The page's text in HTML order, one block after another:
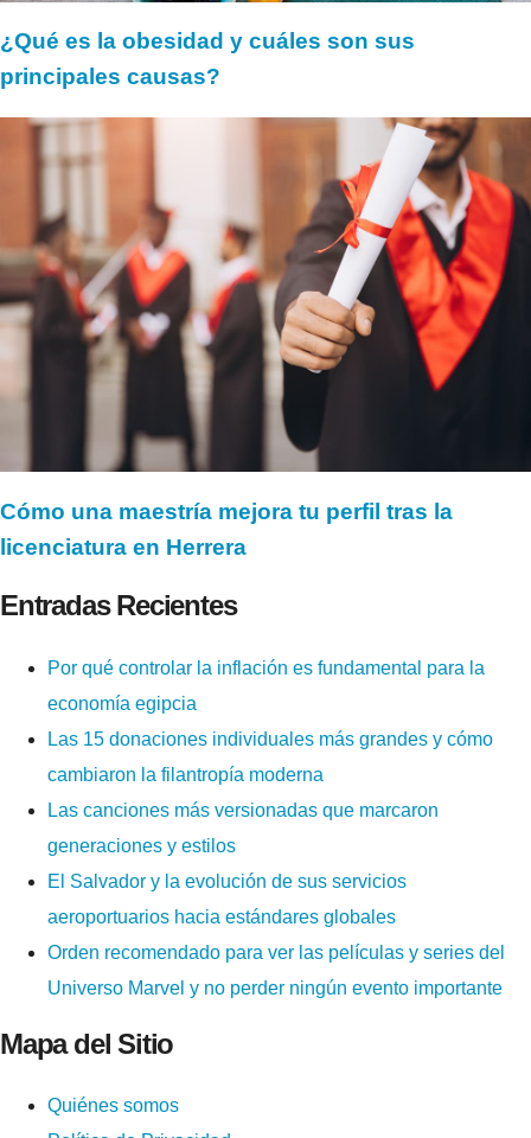
¿Qué es la obesidad y cuáles son sus
principales causas?
Cómo una maestría mejora tu perfil tras la
licenciatura en Herrera
Entradas Recientes
Por qué controlar la inflación es fundamental para la
economía egipcia
Las 15 donaciones individuales más grandes y cómo
cambiaron la filantropía moderna
Las canciones más versionadas que marcaron
generaciones y estilos
El Salvador y la evolución de sus servicios
aeroportuarios hacia estándares globales
Orden recomendado para ver las películas y series del
Universo Marvel y no perder ningún evento importante
Mapa del Sitio
Quiénes somos